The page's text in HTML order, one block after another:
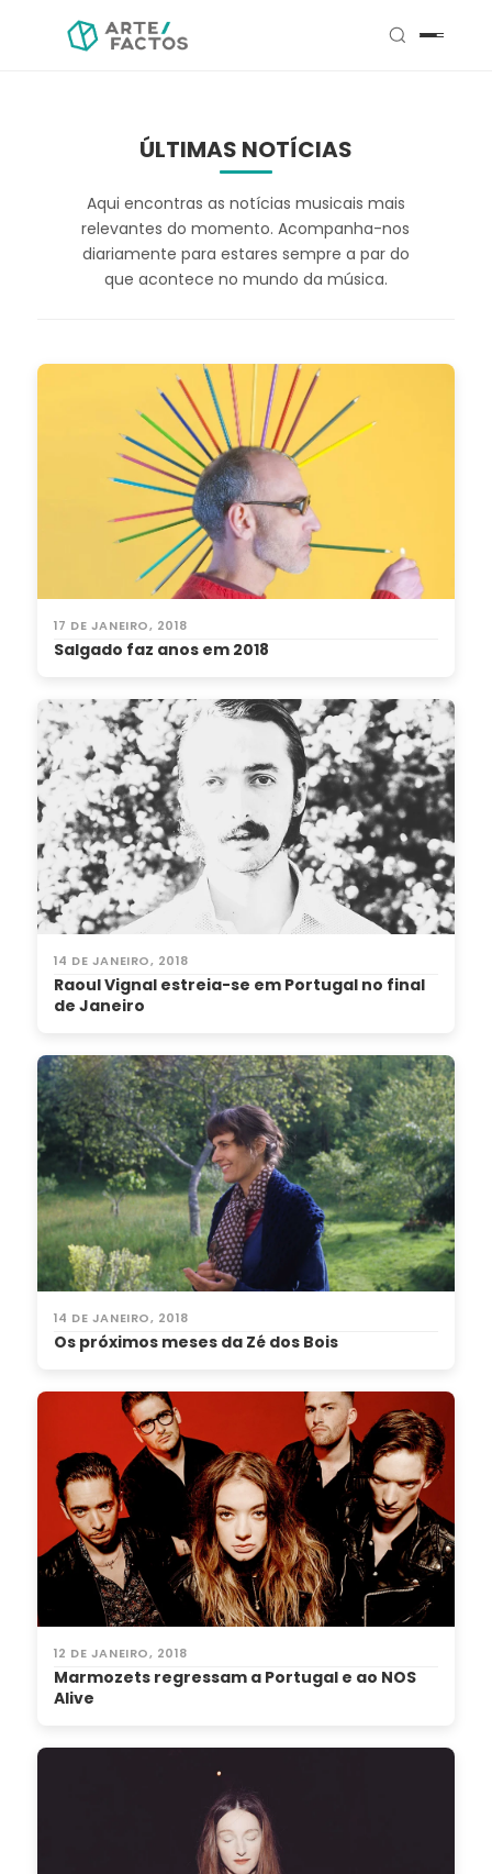
ÚLTIMAS NOTÍCIAS
Aqui encontras as notícias musicais mais
relevantes do momento. Acompanha-nos
diariamente para estares sempre a par do
que acontece no mundo da música.
17 DE JANEIRO, 2018
Salgado faz anos em 2018
14 DE JANEIRO, 2018
Raoul Vignal estreia-se em Portugal no final
de Janeiro
14 DE JANEIRO, 2018
Os próximos meses da Zé dos Bois
12 DE JANEIRO, 2018
Marmozets regressam a Portugal e ao NOS
Alive